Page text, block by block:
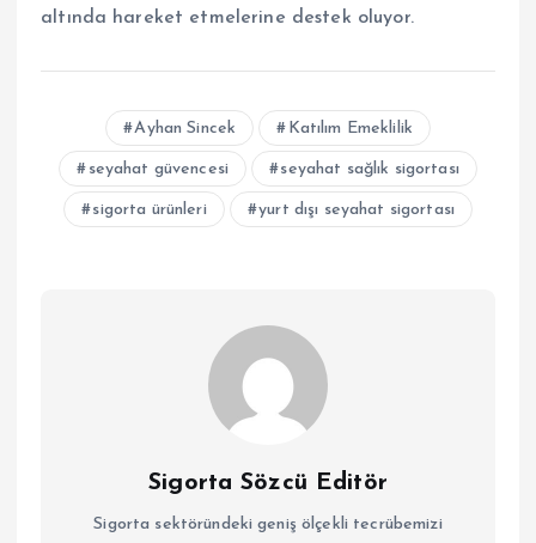
altında hareket etmelerine destek oluyor.
Ayhan Sincek Katılım Emeklilik
seyahat güvencesi seyahat sağlık sigortası
sigorta ürünleri yurt dışı seyahat sigortası
Sigorta Sözcü Editör
Sigorta sektöründeki geniş ölçekli tecrübemizi